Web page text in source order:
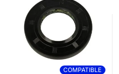
COMPATIBLE